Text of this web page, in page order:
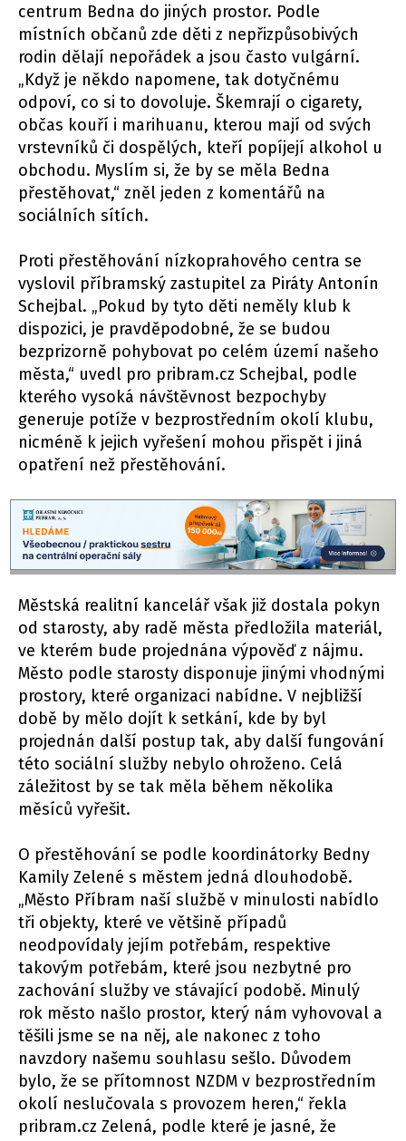
centrum Bedna do jiných prostor. Podle
místních občanů zde děti z nepřizpůsobivých
rodin dělají nepořádek a jsou často vulgární.
„Když je někdo napomene, tak dotyčnému
odpoví, co si to dovoluje. Škemrají o cigarety,
občas kouří i marihuanu, kterou mají od svých
vrstevníků či dospělých, kteří popíjejí alkohol u
obchodu. Myslím si, že by se měla Bedna
přestěhovat,“ zněl jeden z komentářů na
sociálních sítích.
Proti přestěhování nízkoprahového centra se
vyslovil příbramský zastupitel za Piráty Antonín
Schejbal. „Pokud by tyto děti neměly klub k
dispozici, je pravděpodobné, že se budou
bezprizorně pohybovat po celém území našeho
města,“ uvedl pro pribram.cz Schejbal, podle
kterého vysoká návštěvnost bezpochyby
generuje potíže v bezprostředním okolí klubu,
nicméně k jejich vyřešení mohou přispět i jiná
opatření než přestěhování.
Městská realitní kancelář však již dostala pokyn
od starosty, aby radě města předložila materiál,
ve kterém bude projednána výpověď z nájmu.
Město podle starosty disponuje jinými vhodnými
prostory, které organizaci nabídne. V nejbližší
době by mělo dojít k setkání, kde by byl
projednán další postup tak, aby další fungování
této sociální služby nebylo ohroženo. Celá
záležitost by se tak měla během několika
měsíců vyřešit.
O přestěhování se podle koordinátorky Bedny
Kamily Zelené s městem jedná dlouhodobě.
„Město Příbram naší službě v minulosti nabídlo
tři objekty, které ve většině případů
neodpovídaly jejím potřebám, respektive
takovým potřebám, které jsou nezbytné pro
zachování služby ve stávající podobě. Minulý
rok město našlo prostor, který nám vyhovoval a
těšili jsme se na něj, ale nakonec z toho
navzdory našemu souhlasu sešlo. Důvodem
bylo, že se přítomnost NZDM v bezprostředním
okolí neslučovala s provozem heren,“ řekla
pribram.cz Zelená, podle které je jasné, že